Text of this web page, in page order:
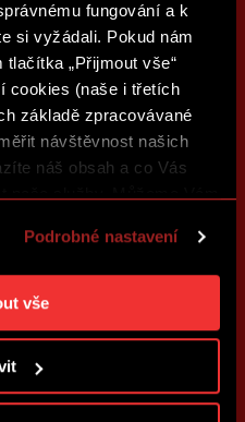
fungování a k
si vyžádali. Pokud nám
„Přijmout vše“
cookies (naše i třetích
základě zpracovávané
návštěvnost našich
náš obsah a co Vás
Jednotlivé
můžete nastavit v
cookies si můžete
provést a další
Podrobné nastavení
vše